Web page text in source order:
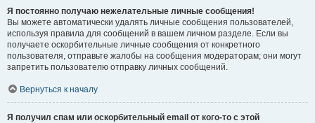
Я постоянно получаю нежелательные личные сообщения!
Вы можете автоматически удалять личные сообщения пользователей,
используя правила для сообщений в вашем личном разделе. Если вы
получаете оскорбительные личные сообщения от конкретного
пользователя, отправьте жалобы на сообщения модераторам; они могут
запретить пользователю отправку личных сообщений.
Вернуться к началу
Я получил спам или оскорбительный email от кого-то с этой